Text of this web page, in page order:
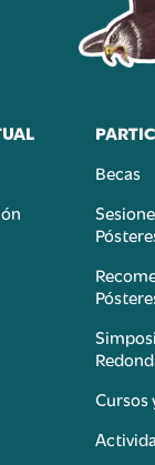
Becas
Cursos